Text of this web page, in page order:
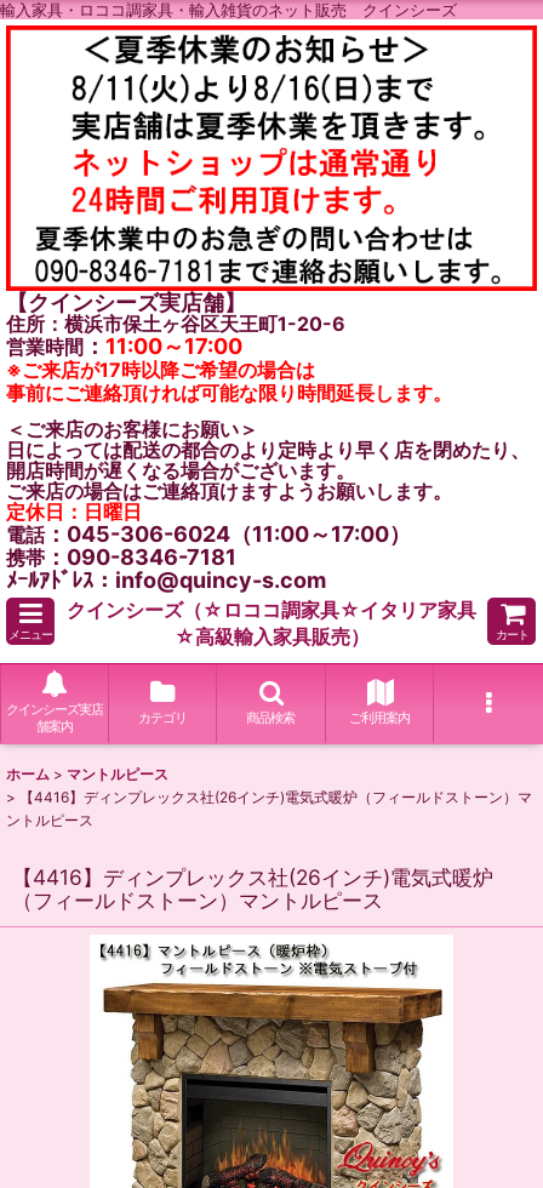
輸入家具・ロココ調家具・輸入雑貨のネット販売 クインシーズ
【クインシーズ実店舗】
住所：横浜市保土ヶ谷区天王町1-20-6
営業時間 ： 11:00～17:00
※ご来店が17時以降ご希望の場合は
事前にご連絡頂ければ可能な限り時間延長します。
＜ご来店のお客様にお願い＞
日によっては配送の都合のより定時より早く店を閉めたり、
開店時間が遅くなる場合がございます。
ご来店の場合はご連絡頂けますようお願いします。
定休日：日曜日
電話：045-306-6024（11:00～17:00）
携帯 ：090-8346-7181
ﾒｰﾙｱﾄﾞﾚｽ：info@quincy-s.com
メニュー
クインシーズ（☆ロココ調家具☆イタリア家具
☆高級輸入家具販売）
カート
クインシーズ実店
舗案内
カテゴリ 商品検索 ご利用案内
ホーム > マントルピース
>
【4416】ディンプレックス社(26インチ)電気式暖炉（フィールドストーン）マ
ントルピース
【4416】ディンプレックス社(26インチ)電気式暖炉
（フィールドストーン）マントルピース